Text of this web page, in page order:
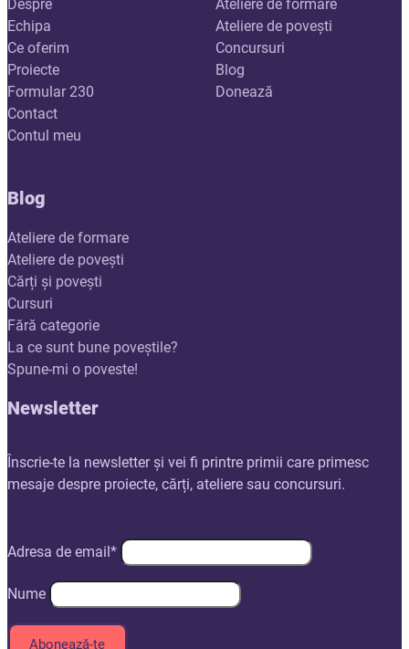
Despre
Echipa
Ce oferim
Proiecte
Formular 230
Contact
Contul meu
Ateliere de formare
Ateliere de povești
Concursuri
Blog
Donează
Blog
Ateliere de formare
Ateliere de povești
Cărți și povești
Cursuri
Fără categorie
La ce sunt bune poveștile?
Spune-mi o poveste!
Newsletter
Înscrie-te la newsletter și vei fi printre primii care primesc
mesaje despre proiecte, cărți, ateliere sau concursuri.
Adresa de email*
Nume